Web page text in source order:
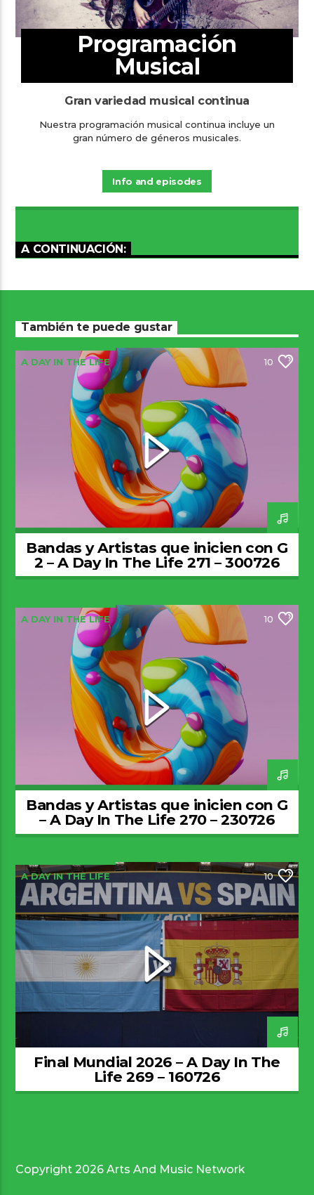
Programación
Musical
Gran variedad musical continua
Nuestra programación musical continua incluye un
gran número de géneros musicales.
Info and episodes
A CONTINUACIÓN:
También te puede gustar
A DAY IN THE LIFE 10
Bandas y Artistas que inicien con G
2 – A Day In The Life 271 – 300726
A DAY IN THE LIFE 10
Bandas y Artistas que inicien con G
– A Day In The Life 270 – 230726
A DAY IN THE LIFE 10
Final Mundial 2026 – A Day In The
Life 269 – 160726
Copyright 2026 Arts And Music Network